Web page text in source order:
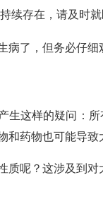
续存在，请及时
了，但务必仔
生这样的疑问：
药物也可能导
呢？这涉及到